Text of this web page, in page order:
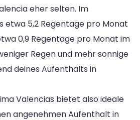
eher selten. Im
etwa 5,2 Regentage pro Monat
0,9 Regentage pro Monat im
Regen und mehr sonnige
deines Aufenthalts in
Valencias bietet also ideale
angenehmen Aufenthalt in